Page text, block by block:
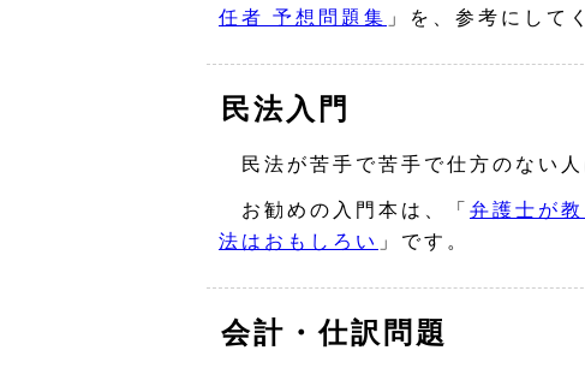
任者 予想問題集 」を、参考にして
民法入門
民法が苦手で苦手で仕方のない人
お勧めの入門本は、「 弁護士が
法はおもしろい 」です。
会計・仕訳問題